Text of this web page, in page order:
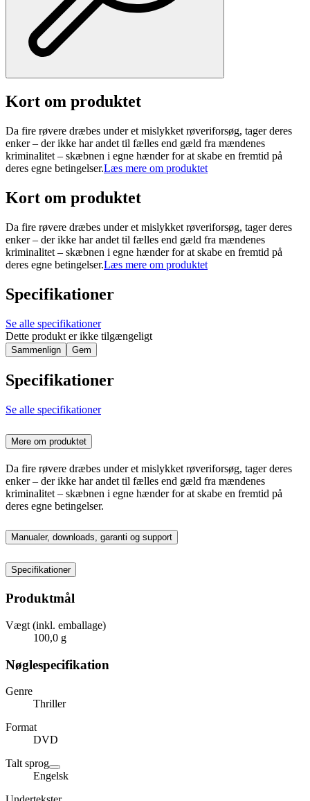
Kort om produktet
Da fire røvere dræbes under et mislykket røveriforsøg, tager deres
enker – der ikke har andet til fælles end gæld fra mændenes
kriminalitet – skæbnen i egne hænder for at skabe en fremtid på
deres egne betingelser.Læs mere om produktet
Kort om produktet
Da fire røvere dræbes under et mislykket røveriforsøg, tager deres
enker – der ikke har andet til fælles end gæld fra mændenes
kriminalitet – skæbnen i egne hænder for at skabe en fremtid på
deres egne betingelser.Læs mere om produktet
Specifikationer
Se alle specifikationer
Dette produkt er ikke tilgængeligt
Sammenlign Gem
Specifikationer
Se alle specifikationer
Mere om produktet
Da fire røvere dræbes under et mislykket røveriforsøg, tager deres
enker – der ikke har andet til fælles end gæld fra mændenes
kriminalitet – skæbnen i egne hænder for at skabe en fremtid på
deres egne betingelser.
Manualer, downloads, garanti og support
Specifikationer
Produktmål
Vægt (inkl. emballage)
100,0 g
Nøglespecifikation
Genre
Thriller
Format
DVD
Talt sprog
Engelsk